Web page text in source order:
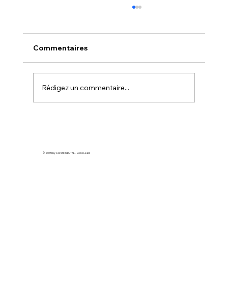
Vous souhaitez attirer davantage de clients,
avec Google Ads ? Ne vous inquiétez pas,
vous n'êtes pas seul. Beaucoup
Commentaires
Rédigez un commentaire...
© 2035 by Corentin DUTAL - Loco Lead